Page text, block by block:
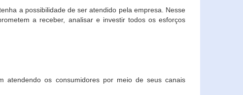
a possibilidade de ser atendido pela empresa. Nesse
a receber, analisar e investir todos os esforços
atendendo os consumidores por meio de seus canais